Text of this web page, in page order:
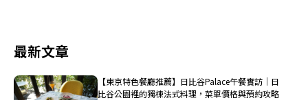
最新文章
【東京特色餐廳推薦】日比谷Palace午餐實訪｜日
比谷公園裡的獨棟法式料理，菜單價格與預約攻略